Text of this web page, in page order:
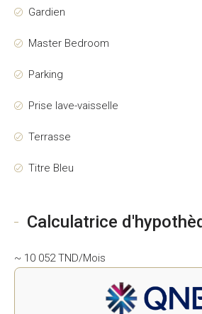
Gardien
Master Bedroom
Parking
Prise lave-vaisselle
Terrasse
Titre Bleu
Calculatrice
~ 10 052 TND/Mois